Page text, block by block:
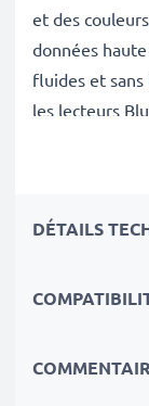
et des
données
fluides et sans
les lecteurs
images haute
✔
DÉTAILS